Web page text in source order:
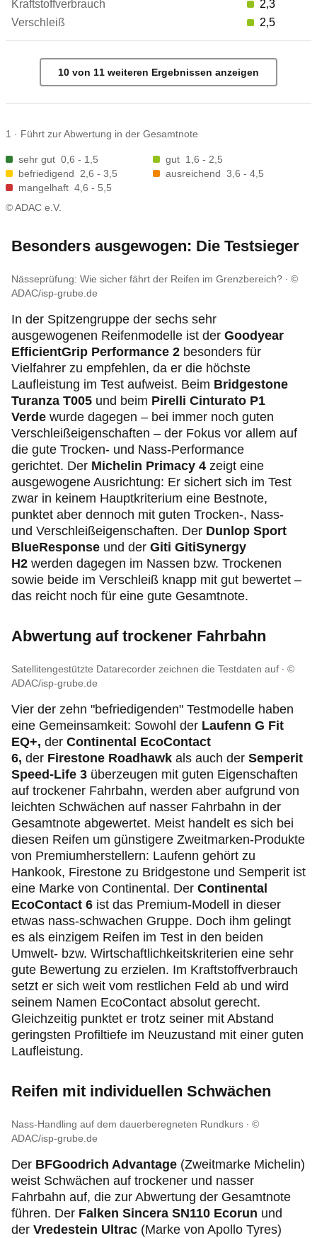
2,3
2,5
10 von 11 weiteren Ergebnissen anzeigen
1 · Führt zur Abwertung in der Gesamtnote
sehr gut 0,6 - 1,5 gut 1,6 - 2,5
befriedigend
2,6 - 3,5 ausreichend 3,6 - 4,5
mangelhaft 4,6 - 5,5
© ADAC e.V.
Besonders ausgewogen: Die Testsieger
Nässeprüfung: Wie sicher fährt der Reifen im Grenzbereich?
©
ADAC/isp-grube.de
In der Spitzengruppe der sechs sehr
ausgewogenen Reifenmodelle ist der Goodyear
EfficientGrip Performance 2 besonders für
Vielfahrer zu empfehlen, da er die höchste
Laufleistung im Test aufweist. Beim Bridgestone
Turanza T005 und beim Pirelli Cinturato P1
Verde wurde dagegen – bei immer noch guten
Verschleißeigenschaften – der Fokus vor allem auf
die gute Trocken- und Nass-Performance
gerichtet. Der Michelin Primacy 4 zeigt eine
ausgewogene Ausrichtung: Er sichert sich im Test
zwar in keinem Hauptkriterium eine Bestnote,
punktet aber dennoch mit guten Trocken-, Nass-
und Verschleißeigenschaften. Der Dunlop Sport
BlueResponse und der Giti GitiSynergy
H2 werden dagegen im Nassen bzw. Trockenen
sowie beide im Verschleiß knapp mit gut bewertet –
das reicht noch für eine gute Gesamtnote.
Abwertung auf trockener Fahrbahn
Satellitengestützte Datarecorder zeichnen die Testdaten auf
©
ADAC/isp-grube.de
Vier der zehn "befriedigenden" Testmodelle haben
eine Gemeinsamkeit: Sowohl der Laufenn G Fit
EQ+, der Continental EcoContact
6, der Firestone Roadhawk als auch der Semperit
Speed-Life 3 überzeugen mit guten Eigenschaften
auf trockener Fahrbahn, werden aber aufgrund von
leichten Schwächen auf nasser Fahrbahn in der
Gesamtnote abgewertet. Meist handelt es sich bei
diesen Reifen um günstigere Zweitmarken-Produkte
von Premiumherstellern: Laufenn gehört zu
Hankook, Firestone zu Bridgestone und Semperit ist
eine Marke von Continental. Der Continental
EcoContact 6 ist das Premium-Modell in dieser
etwas nass-schwachen Gruppe. Doch ihm gelingt
es als einzigem Reifen im Test in den beiden
Umwelt- bzw. Wirtschaftlichkeitskriterien eine sehr
gute Bewertung zu erzielen. Im Kraftstoffverbrauch
setzt er sich weit vom restlichen Feld ab und wird
seinem Namen EcoContact absolut gerecht.
Gleichzeitig punktet er trotz seiner mit Abstand
geringsten Profiltiefe im Neuzustand mit einer guten
Laufleistung.
Reifen mit individuellen Schwächen
Nass-Handling auf dem dauerberegneten Rundkurs
©
ADAC/isp-grube.de
Der BFGoodrich Advantage (Zweitmarke Michelin)
weist Schwächen auf trockener und nasser
Fahrbahn auf, die zur Abwertung der Gesamtnote
führen. Der Falken Sincera SN110 Ecorun und
der Vredestein Ultrac (Marke von Apollo Tyres)